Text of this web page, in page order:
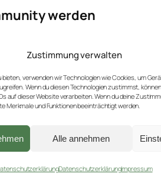
Zustimmung verwalten
bieten, verwenden wir Technologien wie Cookies, um
Wenn du diesen Technologien zustimmst,
auf dieser Website verarbeiten. Wenn du deine
Merkmale und Funktionen beeinträchtigt werden.
Alle annehmen
DatenschutzerklärungImpressum
werden
über neue Produkte und